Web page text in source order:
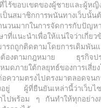
ไร้ขอบเขตของผู้ชายและผู้หญิ
ป็นสมาชิกการพนันทางเว็บนั้น
นวนมากในการจัดการกับปัญห
าที่แนะนำเพื่อให้แน่ใจว่าเกี่ยว
รถถูกติดตามโดยการเดิมพัน
กต้องตามกฎหมาย ธุรกิจปร
มดภายใต้กลยุทธ์ของการเสี่ย
ความตรงไปตรงมาตลอดจนก
อยู่ ผู้ที่ยืนยันเหล่านี้ว่าเว็บไ
ไปพร้อม ๆ กันทำให้ทุกอย่าง